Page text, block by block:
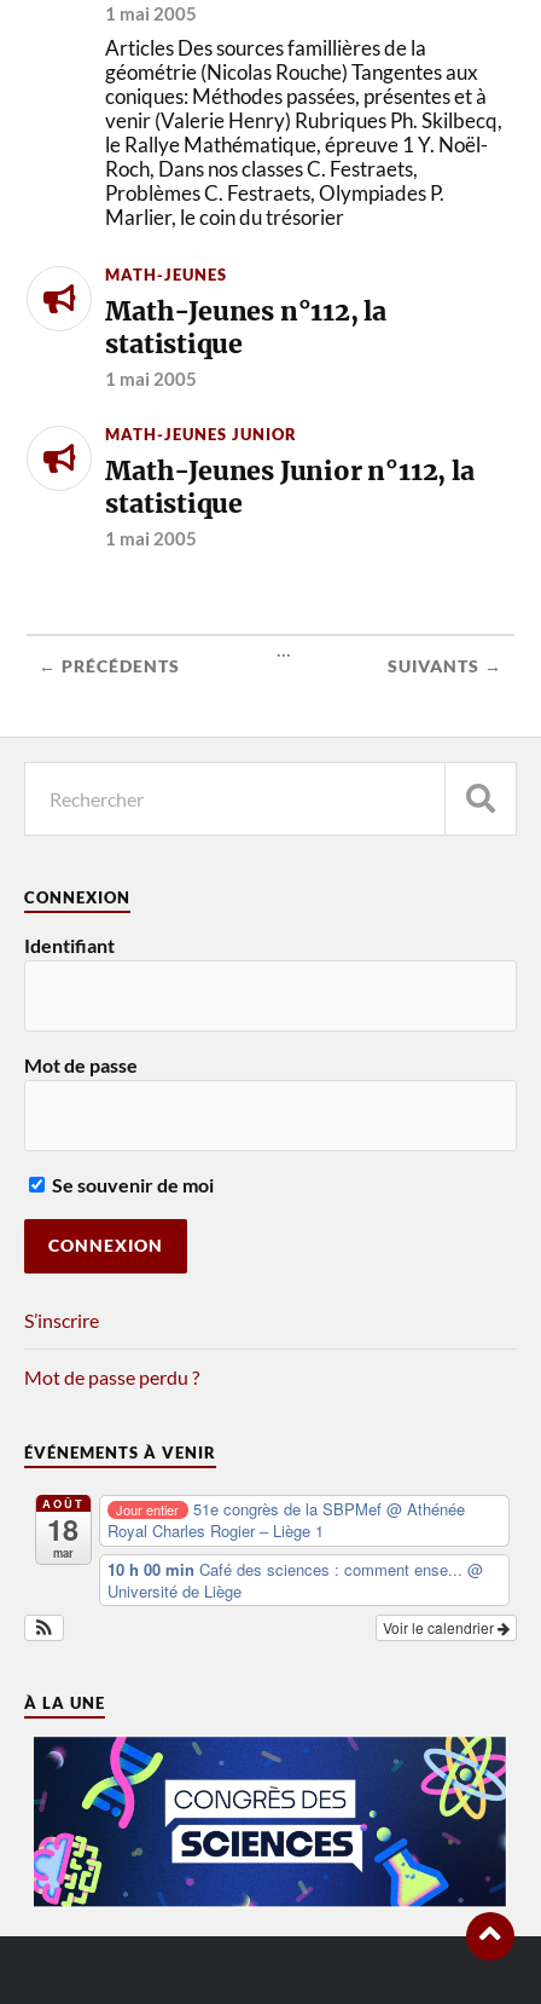
1 mai 2005
Articles Des sources famillières de la
géométrie (Nicolas Rouche) Tangentes aux
coniques: Méthodes passées, présentes et à
venir (Valerie Henry) Rubriques Ph. Skilbecq,
le Rallye Mathématique, épreuve 1 Y. Noël-
Roch, Dans nos classes C. Festraets,
Problèmes C. Festraets, Olympiades P.
Marlier, le coin du trésorier
MATH-JEUNES
Math-Jeunes n°112, la
statistique
1 mai 2005
MATH-JEUNES JUNIOR
Math-Jeunes Junior n°112, la
statistique
1 mai 2005
← PRÉCÉDENTS
...
SUIVANTS →
CONNEXION
Identifiant
Mot de passe
Se souvenir de moi
S’inscrire
Mot de passe perdu ?
ÉVÉNEMENTS À VENIR
AOÛT
18
mar
Jour entier 51e congrès de la SBPMef@ Athénée
Royal Charles Rogier – Liège 1
10 h 00 min Café des sciences : comment ense... @
Université de Liège
Voir le calendrier
À LA UNE